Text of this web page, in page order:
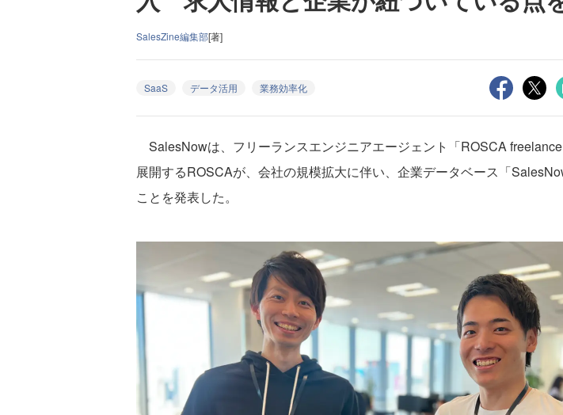
SalesZine編集部[著]
SaaS データ活用 業務効率化
SalesNowは、フリーランスエンジニアエージェント「ROSCA
展開するROSCAが、会社の規模拡大に伴い、企業データベース「
ことを発表した。